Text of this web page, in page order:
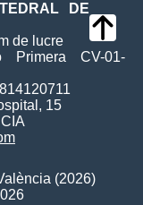
DE
de lucre
Primera CV-01-
15
(2026)